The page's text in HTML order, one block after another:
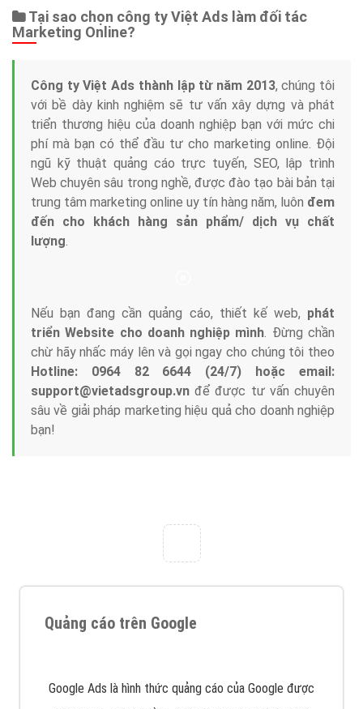
Tại sao chọn công ty Việt Ads làm đối tác
Marketing Online?
Công ty Việt Ads thành lập từ năm 2013, chúng tôi
với bề dày kinh nghiệm sẽ tư vấn xây dựng và phát
triển thương hiệu của doanh nghiệp bạn với mức chi
phí mà bạn có thể đầu tư cho marketing online. Đội
ngũ kỹ thuật quảng cáo trực tuyến, SEO, lập trình
Web chuyên sâu trong nghề, được đào tạo bài bản tại
trung tâm marketing online uy tín hàng năm, luôn đem
đến cho khách hàng sản phẩm/ dịch vụ chất
lượng.
triển Website cho doanh nghiệp mình
chừ hãy nhấc máy lên và gọi ngay cho chúng tôi theo
support@vietadsgroup.vnđể được tư vấn chuyên
bạn!